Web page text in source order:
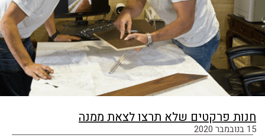
חנות פרקטים שלא תרצו לצאת ממנה
15 בנובמבר 2020